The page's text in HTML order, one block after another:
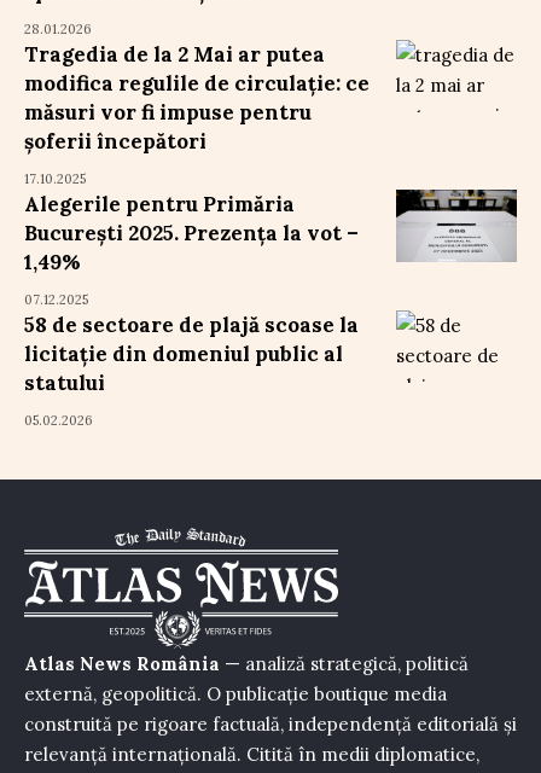
28.01.2026
Tragedia de la 2 Mai ar putea
modifica regulile de circulație: ce
măsuri vor fi impuse pentru
șoferii începători
17.10.2025
Alegerile pentru Primăria
București 2025. Prezența la vot –
1,49%
07.12.2025
58 de sectoare de plajă scoase la
licitație din domeniul public al
statului
05.02.2026
Atlas News România — analiză strategică, politică
externă, geopolitică. O publicație boutique media
construită pe rigoare factuală, independență editorială și
relevanță internațională. Citită în medii diplomatice,